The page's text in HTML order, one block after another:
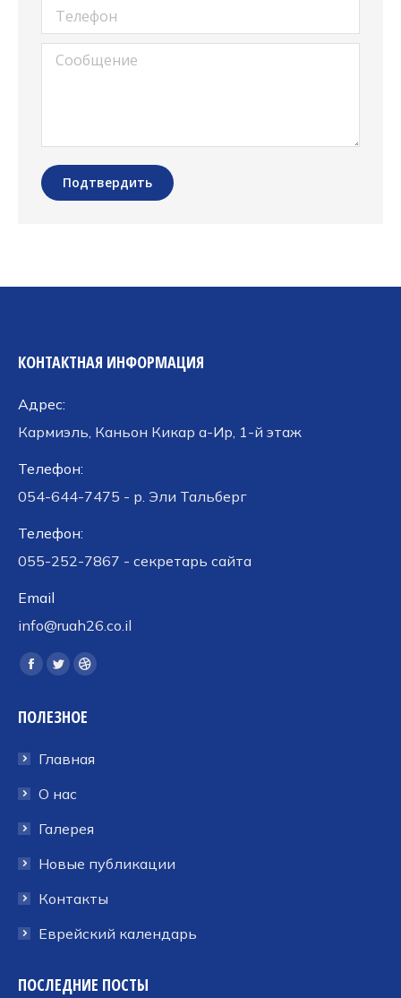
Телефон
Сообщение
Подтвердить
КОНТАКТНАЯ ИНФОРМАЦИЯ
Адрес:
Кармиэль, Каньон Кикар а-Ир, 1-й этаж
Телефон:
054-644-7475 - р. Эли Тальберг
Телефон:
055-252-7867 - секретарь сайта
Email
info@ruah26.co.il
Ищите нас:
Страница
открывается
новом
окне
Страница
открывается
новом
окне
Страница
открывается
новом
ПОЛЕЗНОЕ
Главная
О нас
Галерея
Новые публикации
Контакты
Еврейский календарь
ПОСЛЕДНИЕ ПОСТЫ